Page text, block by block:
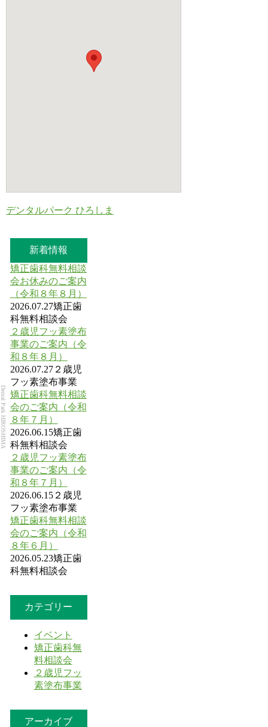
Dental Park HIROSHIMA
デンタルパーク ひろしま
新着情報
矯正歯科無料相談
会お休みのご案内
（令和８年８月）
2026.07.27矯正歯
科無料相談会
２歳児フッ素塗布
事業のご案内（令
和８年８月）
2026.07.27２歳児
フッ素塗布事業
矯正歯科無料相談
会のご案内（令和
８年７月）
2026.06.15矯正歯
科無料相談会
２歳児フッ素塗布
事業のご案内（令
和８年７月）
2026.06.15２歳児
フッ素塗布事業
矯正歯科無料相談
会のご案内（令和
８年６月）
2026.05.23矯正歯
科無料相談会
カテゴリー
イベント
矯正歯科無
料相談会
２歳児フッ
素塗布事業
アーカイブ